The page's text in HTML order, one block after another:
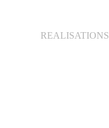
REALISATIONS